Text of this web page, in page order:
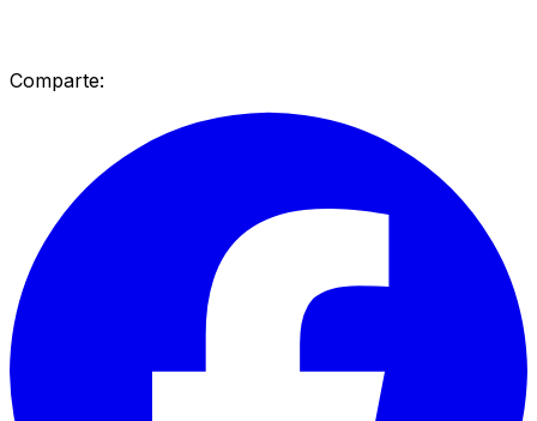
Comparte: